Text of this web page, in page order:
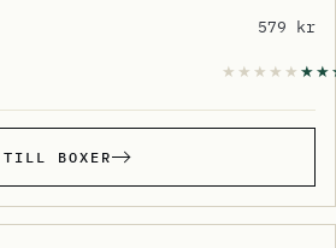
579 kr
TILL BOXER